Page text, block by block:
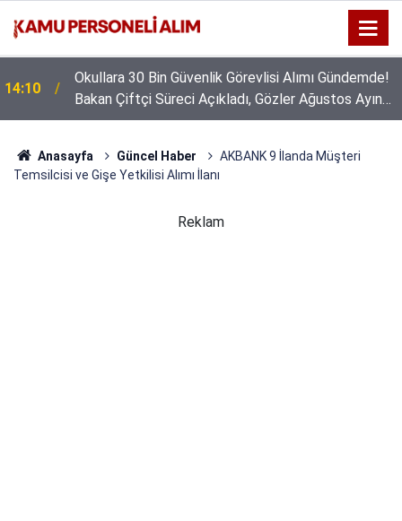
14:10
Okullara 30 Bin Güvenlik Görevlisi Alımı Gündemde!
Bakan Çiftçi Süreci Açıkladı, Gözler Ağustos Ayına
Çevrildi
Anasayfa Güncel Haber
AKBANK 9 İlanda Müşteri
Temsilcisi ve Gişe Yetkilisi Alımı İlanı
Reklam